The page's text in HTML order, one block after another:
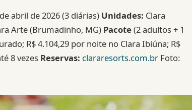
abril de 2026 (3 diárias) Unidades: Clara
Arte (Brumadinho, MG) Pacote (2 adultos + 1
R$ 4.104,29 por noite no Clara Ibiúna; R$
8 vezes Reservas: clararesorts.com.br Foto: